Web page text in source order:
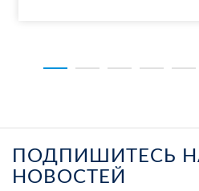
ПОДПИШИТЕСЬ
НОВОСТЕЙ